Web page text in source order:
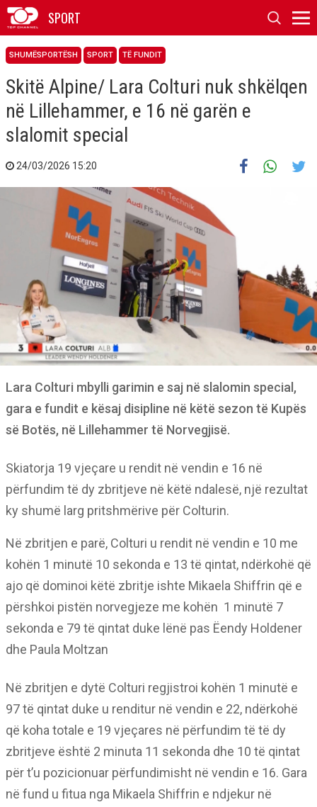
SPORT
SHUMËSPORTËSH SPORT TË FUNDIT
Skitë Alpine/ Lara Colturi nuk shkëlqen
në Lillehammer, e 16 në garën e
slalomit special
24/03/2026 15:20
Lara Colturi mbylli garimin e saj në slalomin special,
gara e fundit e kësaj disipline në këtë sezon të Kupës
së Botës, në Lillehammer të Norvegjisë.
Skiatorja 19 vjeçare u rendit në vendin e 16 në
përfundim të dy zbritjeve në këtë ndalesë, një rezultat
ky shumë larg pritshmërive për Colturin.
Në zbritjen e parë, Colturi u rendit në vendin e 10 me
kohën 1 minutë 10 sekonda e 13 të qintat, ndërkohë që
ajo që dominoi këtë zbritje ishte Mikaela Shiffrin që e
përshkoi pistën norvegjeze me kohën 1 minutë 7
sekonda e 79 të qintat duke lënë pas Ëendy Holdener
dhe Paula Moltzan
Në zbritjen e dytë Colturi regjistroi kohën 1 minutë e
97 të qintat duke u renditur në vendin e 22, ndërkohë
që koha totale e 19 vjeçares në përfundim të të dy
zbritjeve është 2 minuta 11 sekonda dhe 10 të qintat
për t’u pozicionuar përfundimisht në vendin e 16. Gara
në fund u fitua nga Mikaela Shiffrin e ndjekur në